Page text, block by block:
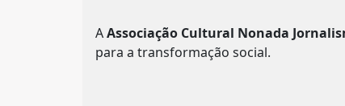
AAssociação Cultural Nonada
para a transformação social.